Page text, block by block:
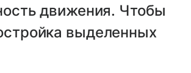
движения. Чтобы
выделенных